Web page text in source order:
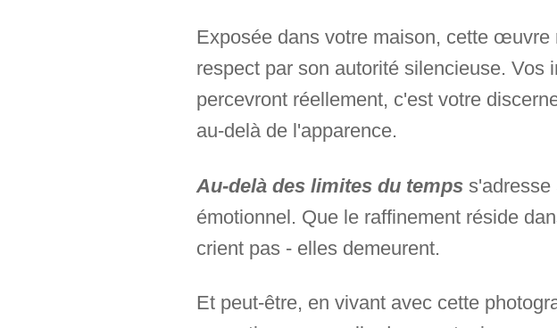
Exposée dans votre maison, cette
respect par son autorité silencieuse.
percevront réellement, c'est votre
au-delà de l'apparence.
Au-delà des limites du tempss'adresse
émotionnel. Que le raffinement réside
crient pas - elles demeurent.
Et peut-être, en vivant avec cette